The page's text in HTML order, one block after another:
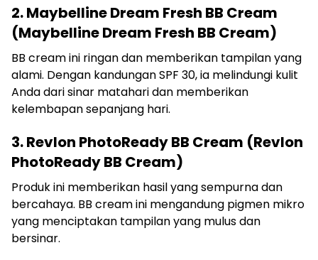
2. Maybelline Dream Fresh BB Cream
(Maybelline Dream Fresh BB Cream)
BB cream ini ringan dan memberikan tampilan yang
alami. Dengan kandungan SPF 30, ia melindungi kulit
Anda dari sinar matahari dan memberikan
kelembapan sepanjang hari.
3. Revlon PhotoReady BB Cream (Revlon
PhotoReady BB Cream)
Produk ini memberikan hasil yang sempurna dan
bercahaya. BB cream ini mengandung pigmen mikro
yang menciptakan tampilan yang mulus dan
bersinar.